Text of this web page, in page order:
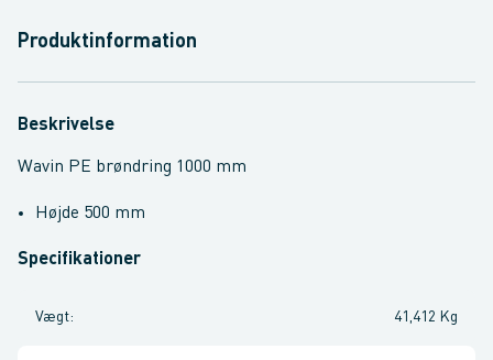
Produktinformation
Beskrivelse
Wavin PE brøndring 1000 mm
Højde 500 mm
Specifikationer
Vægt: 41,412 Kg